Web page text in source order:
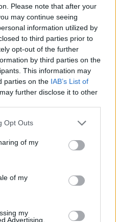
Please note that after your
may continue seeing
information utilized by
to third parties prior to
opt-out of the further
by third parties on the
This information may
parties on the IAB’s List of
further disclose it to other
uses one or more Google
behaviour. You may click to
and its third-party tags to
purposes in below Google
Opt Outs
of my
of my
my
Advertising.
στο Eurohoops: “Αν
ο πόλεμος, δεν θα
ποτέ την ΤΣΣΚΑ”
22 11:55
για τη νέα σεζόν
στην ΤΣΣΚΑ, αλλά και...
Οι δέκα κορυφαίες
(videos)
20:20
παρουσιάζει τις δέκα